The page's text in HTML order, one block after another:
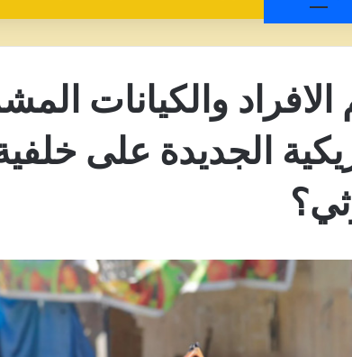
الافراد والكيانات
الجديدة على